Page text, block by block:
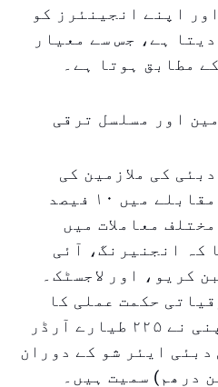
اپنے انجینئرز کو
ہے، جس سے معیار
مطابق ہوتا ہے۔
فلائی دبئی کی ملازمین کی
تعداد پچھلے سال کے مقابلے میں ۱۰ فیصد
معاملات میں
کہ انجنیرنگ، آئی
کریو، اور لاجسٹک۔
حکمت عملی کا
حصہ ہے جس کے تحت کمپنی نے ۲۲۵ طیارے آرڈر
جو ۲۰۲۵ کی دبئی ایئر شو کے دوران